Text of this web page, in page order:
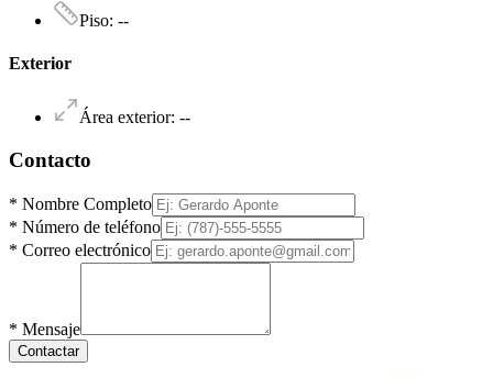
Piso: --
Exterior
Área exterior: --
Contacto
* Nombre Completo
* Número de teléfono
* Correo electrónico
* Mensaje
Contactar